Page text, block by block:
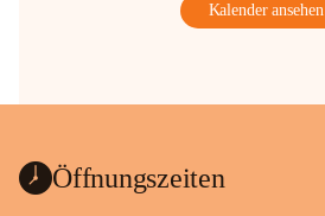
Kalender ansehen
Öffnungszeiten